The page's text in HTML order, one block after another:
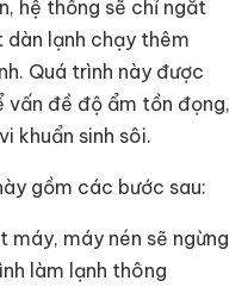
hệ thống sẽ chỉ ngắt
lạnh chạy thêm
Quá trình này được
đề độ ẩm tồn đọng,
khuẩn sinh sôi.
gồm các bước sau:
máy, máy nén sẽ ngừng
làm lạnh thông